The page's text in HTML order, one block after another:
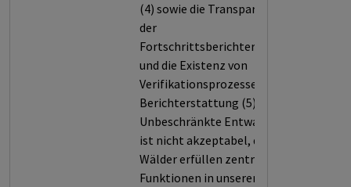
(4) sowie die Transparenz bei
der
Fortschrittsberichterstattung
und die Existenz von
Verifikationsprozessen dieser
Berichterstattung (5).
Unbeschränkte Entwaldung
ist nicht akzeptabel, denn
Wälder erfüllen zentrale
Funktionen in unserem